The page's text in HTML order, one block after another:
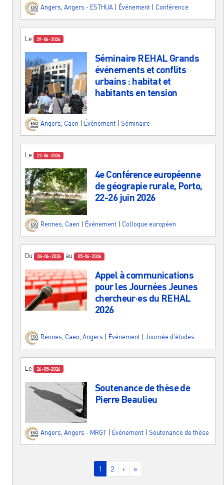
Angers Angers - ESTHUA Événement Conférence
Le 29-06-2026
Séminaire REHAL Grands
événements et conflits
urbains : habitat et
habitants en tension
Angers Caen Événement Séminaire
Le 22-06-2026
4e Conférence européenne
de géograpie rurale, Porto,
22-26 juin 2026
Rennes, Caen Événement Colloque européen
Du 04-06-2026 au 05-06-2026
Appel à communications
pour les Journées Jeunes
chercheur·es du REHAL
2026
Rennes Caen Angers Événement Journée d'études
Le 26-05-2026
Soutenance de thèse de
Pierre Beaulieu
Angers Angers - MRGT Événement Soutenance de thèse
Page courante
1 Page
2 Page suivante
› Dernière page
»